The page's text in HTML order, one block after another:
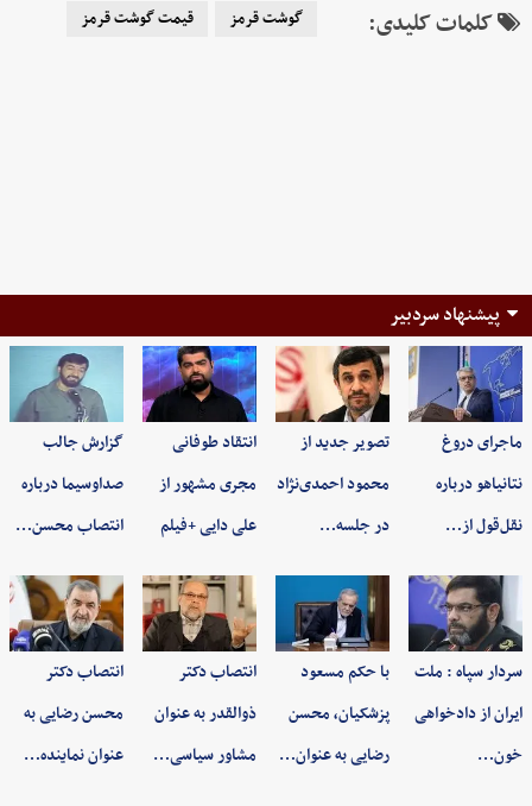
کلمات کلیدی: گوشت قرمز قیمت گوشت قرمز
پیشنهاد سردبیر
ماجرای دروغ
نتانیاهو درباره
نقل‌قول از…
تصویر جدید از
محمود احمدی‌نژاد
در جلسه…
انتقاد طوفانی
مجری مشهور از
علی دایی +فیلم
گزارش جالب
صداوسیما درباره
انتصاب محسن…
سردار سپاه : ملت
ایران از دادخواهی
خون…
با حکم مسعود
پزشکیان، محسن
رضایی به عنوان…
انتصاب دکتر
ذوالقدر به عنوان
مشاور سیاسی…
انتصاب دکتر
محسن رضایی به
عنوان نماینده…